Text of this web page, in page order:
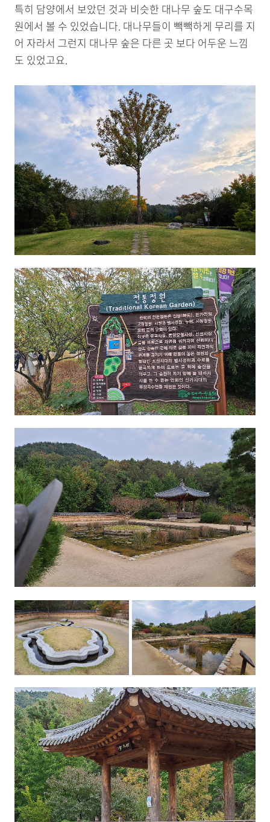
특히 담양에서 보았던 것과 비슷한 대나무 숲도 대구수목
원에서 볼 수 있었습니다. 대나무들이 빽빽하게 무리를 지
어 자라서 그런지 대나무 숲은 다른 곳 보다 어두운 느낌
도 있었고요.